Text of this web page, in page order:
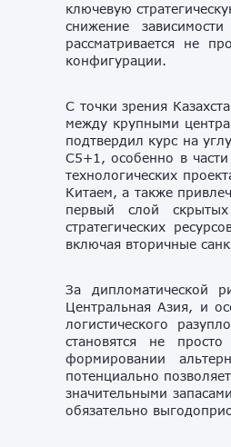
ключевую
снижение
рассматривается не
конфигурации.
С точки зрения
между крупными
подтвердил курс на
C5+1, особенно в
технологических
Китаем, а также
первый слой
стратегических
включая вторичные
За дипломатической
Центральная Азия, и
логистического
становятся не
формировании
потенциально
значительными
обязательно